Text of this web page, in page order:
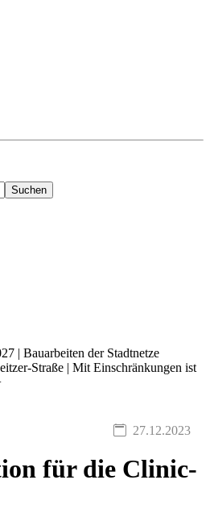
Suchen
| Bauarbeiten der Stadtnetze
Straße | Mit Einschränkungen ist
27.12.2023
für die Clinic-